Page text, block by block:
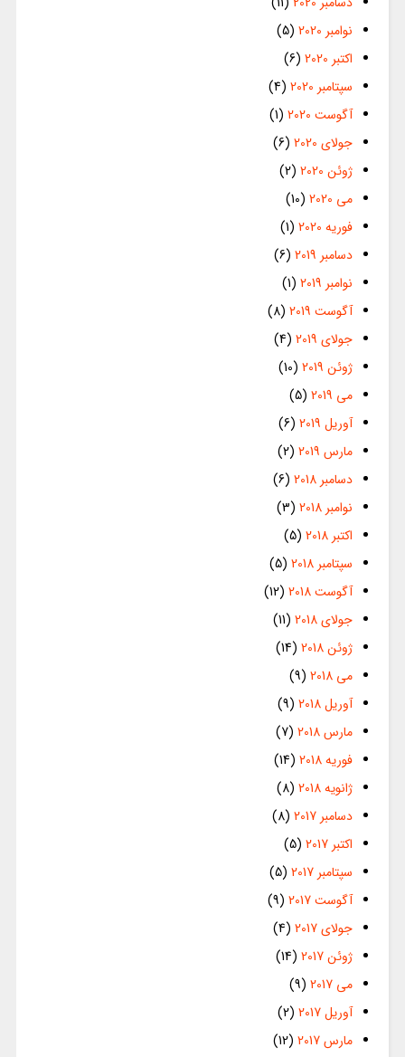
نوامبر 2020
(5)
اکتبر 2020
(6)
سپتامبر 2020
(4)
آگوست 2020
(1)
جولای 2020
(6)
ژوئن 2020
(2)
می 2020
(10)
فوریه 2020
(1)
دسامبر 2019
(6)
نوامبر 2019
(1)
آگوست 2019
(8)
جولای 2019
(4)
ژوئن 2019
(10)
می 2019
(5)
آوریل 2019
(6)
مارس 2019
(2)
دسامبر 2018
(6)
نوامبر 2018
(3)
اکتبر 2018
(5)
سپتامبر 2018
(5)
آگوست 2018
(12)
جولای 2018
(11)
ژوئن 2018
(14)
می 2018
(9)
آوریل 2018
(9)
مارس 2018
(7)
فوریه 2018
(14)
ژانویه 2018
(8)
دسامبر 2017
(8)
اکتبر 2017
(5)
سپتامبر 2017
(5)
آگوست 2017
(9)
جولای 2017
(4)
ژوئن 2017
(14)
می 2017
(9)
آوریل 2017
(2)
مارس 2017
(12)